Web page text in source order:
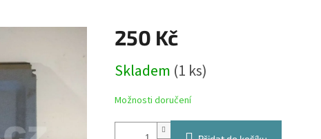
250 Kč
cena:
Skladem (1 ks)
Možnosti doručení